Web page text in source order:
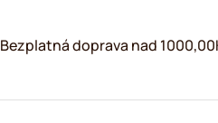
Bezplatná doprava nad